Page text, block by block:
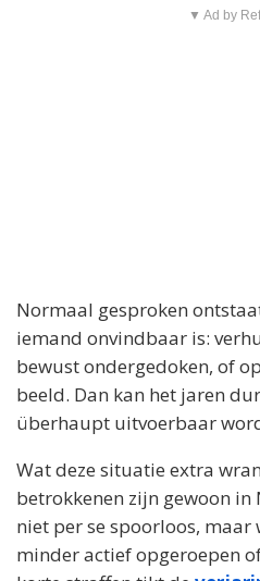
▼ Ad by
Normaal gesproken
iemand onvindbaar is:
bewust ondergedoken, of
beeld. Dan kan het jaren
überhaupt uitvoerbaar
Wat deze situatie extra
betrokkenen zijn gewoon in
niet per se spoorloos,
minder actief opgeroepen